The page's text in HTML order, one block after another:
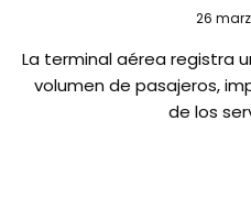
26
La terminal aérea registra
volumen de pasajeros,
de los